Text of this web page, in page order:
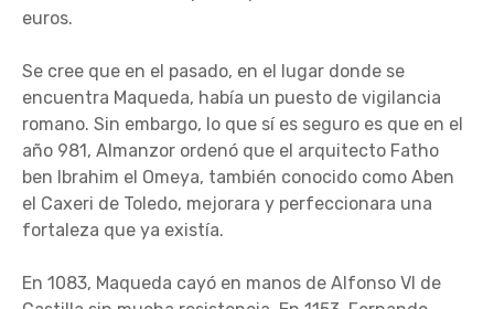
euros.
Se cree que en el pasado, en el lugar donde se
encuentra Maqueda, había un puesto de vigilancia
romano. Sin embargo, lo que sí es seguro es que en el
año 981, Almanzor ordenó que el arquitecto Fatho
ben Ibrahim el Omeya, también conocido como Aben
el Caxeri de Toledo, mejorara y perfeccionara una
fortaleza que ya existía.
En 1083, Maqueda cayó en manos de Alfonso VI de